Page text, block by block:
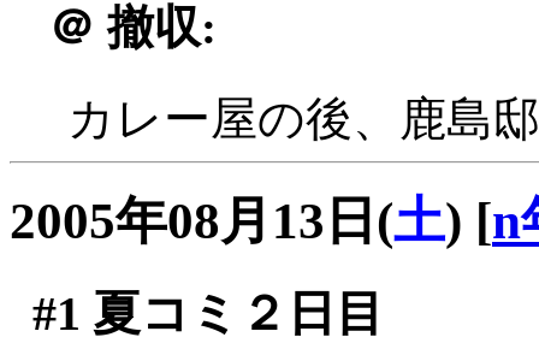
＠ 撤収:
カレー屋の後、鹿島
2005年08月13日(土) [n
#1 夏コミ２日目